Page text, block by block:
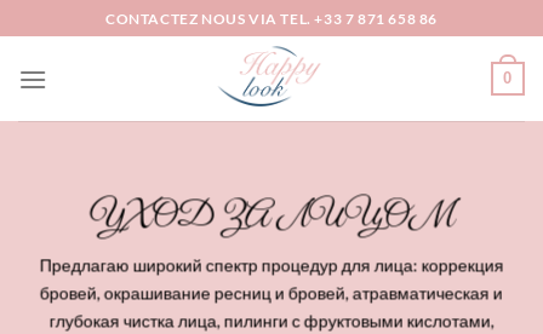
to
content
CONTACTEZ NOUS VIA TEL. +33 7 871 658 86
0
УХОД ЗА ЛИЦОМ
Предлагаю широкий спектр процедур для лица: коррекция
бровей, окрашивание ресниц и бровей, атравматическая и
глубокая чистка лица, пилинги с фруктовыми кислотами,